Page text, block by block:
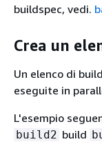
buildspec, vedi.
Crea un
Un elenco di
eseguite in
L'esempio
build2 build